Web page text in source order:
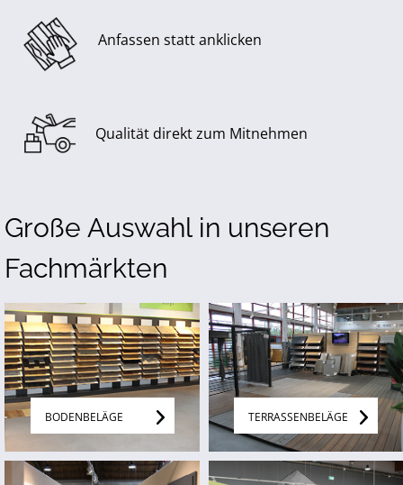
Große Auswahl in unseren
Fachmärkten
BODENBELÄGE TERRASSENBELÄGE
Anfassen statt anklicken
Qualität direkt zum Mitnehmen